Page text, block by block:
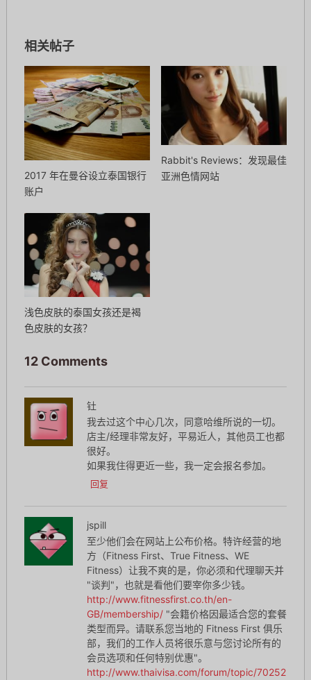
相关帖子
2017 年在曼谷设立泰国银行
账户
Rabbit's Reviews：发现最佳
亚洲色情网站
浅色皮肤的泰国女孩还是褐
色皮肤的女孩？
12 Comments
钍
我去过这个中心几次，同意哈维所说的一切。
店主/经理非常友好，平易近人，其他员工也都
很好。
如果我住得更近一些，我一定会报名参加。
回复
jspill
至少他们会在网站上公布价格。特许经营的地
方（Fitness First、True Fitness、WE
Fitness）让我不爽的是，你必须和代理聊天并
"谈判"，也就是看他们要宰你多少钱。
http://www.fitnessfirst.co.th/en-
GB/membership/"会籍价格因最适合您的套餐
类型而异。请联系您当地的 Fitness First 俱乐
部，我们的工作人员将很乐意与您讨论所有的
会员选项和任何特别优惠"。
http://www.thaivisa.com/forum/topic/702525-